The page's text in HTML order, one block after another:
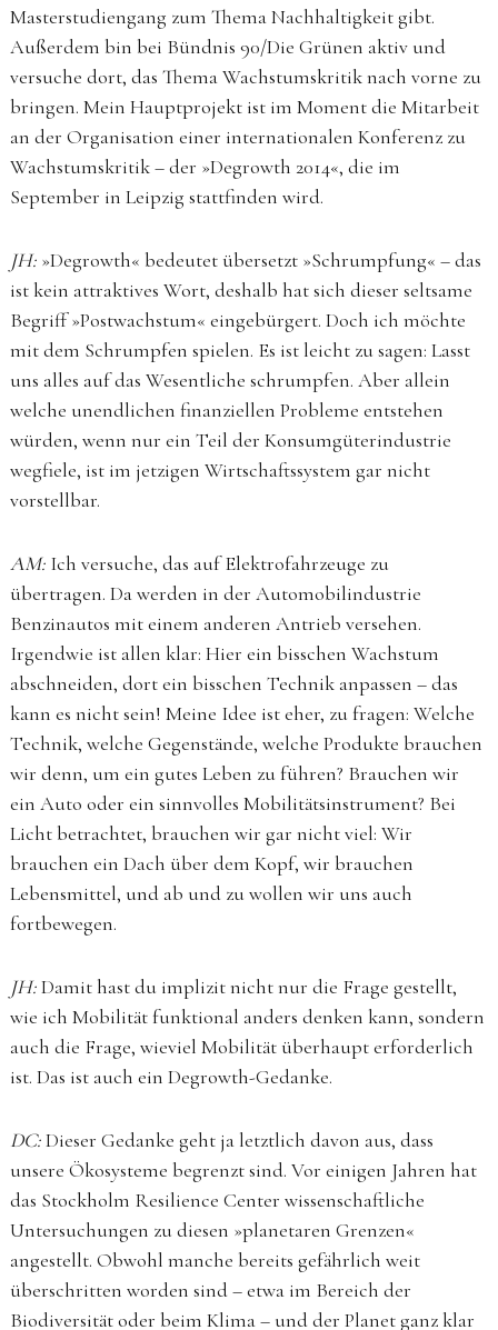
Masterstudiengang zum Thema Nachhaltigkeit gibt.
Außerdem bin bei Bündnis 90/Die Grünen aktiv und
versuche dort, das Thema Wachstumskritik nach vorne zu
bringen. Mein Hauptprojekt ist im Moment die Mitarbeit
an der Organisation einer internationalen Konferenz zu
Wachstumskritik – der »Degrowth 2014«, die im
September in Leipzig stattfinden wird.
JH:»Degrowth« bedeutet übersetzt »Schrumpfung« – das
ist kein attraktives Wort, deshalb hat sich dieser seltsame
Begriff »Postwachstum« eingebürgert. Doch ich möchte
mit dem Schrumpfen spielen. Es ist leicht zu sagen: Lasst
uns alles auf das Wesentliche schrumpfen. Aber allein
welche unendlichen finanziellen Probleme entstehen
würden, wenn nur ein Teil der Konsumgüterindustrie
wegfiele, ist im jetzigen Wirtschaftssystem gar nicht
vorstellbar.
AM:Ich versuche, das auf Elektrofahrzeuge zu
übertragen. Da werden in der Automobilindustrie
Benzinautos mit einem anderen Antrieb versehen.
Irgendwie ist allen klar: Hier ein bisschen Wachstum
abschneiden, dort ein bisschen Technik anpassen – das
kann es nicht sein! Meine Idee ist eher, zu fragen: Welche
Technik, welche Gegenstände, welche Produkte brauchen
wir denn, um ein gutes Leben zu führen? Brauchen wir
ein Auto oder ein sinnvolles Mobilitätsinstrument? Bei
Licht betrachtet, brauchen wir gar nicht viel: Wir
brauchen ein Dach über dem Kopf, wir brauchen
Lebensmittel, und ab und zu wollen wir uns auch
fortbewegen.
JH:Damit hast du implizit nicht nur die Frage gestellt,
wie ich Mobilität funktional anders denken kann, sondern
auch die Frage, wieviel Mobilität überhaupt erforderlich
ist. Das ist auch ein Degrowth-Gedanke.
DC:Dieser Gedanke geht ja letztlich davon aus, dass
unsere Ökosysteme begrenzt sind. Vor einigen Jahren hat
das Stockholm Resilience Center wissenschaftliche
Untersuchungen zu diesen »planetaren Grenzen«
angestellt. Obwohl manche bereits gefährlich weit
überschritten worden sind – etwa im Bereich der
Biodiversität oder beim Klima – und der Planet ganz klar